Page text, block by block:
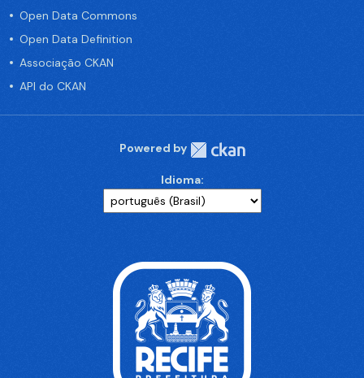
Open Data Commons
Open Data Definition
Associação CKAN
API do CKAN
Powered by
Idioma